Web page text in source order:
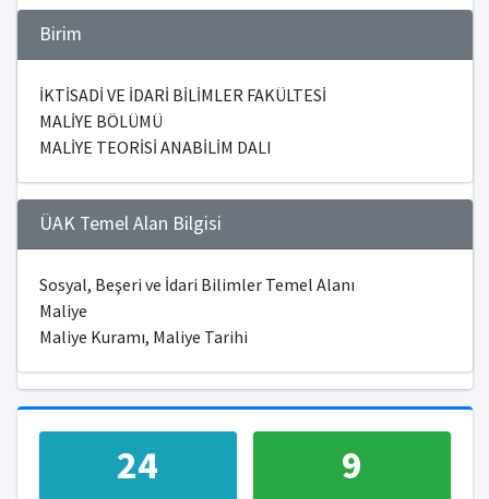
Birim
İKTİSADİ VE İDARİ BİLİMLER FAKÜLTESİ
MALİYE BÖLÜMÜ
MALİYE TEORİSİ ANABİLİM DALI
ÜAK Temel Alan Bilgisi
Sosyal, Beşeri ve İdari Bilimler Temel Alanı
Maliye
Maliye Kuramı, Maliye Tarihi
24 9